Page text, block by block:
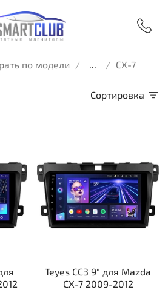
по модели ... CX-7
Сортировка
Teyes CC3 9" для Mazda
CX-7 2009-2012